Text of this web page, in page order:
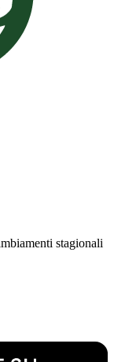
stagionali